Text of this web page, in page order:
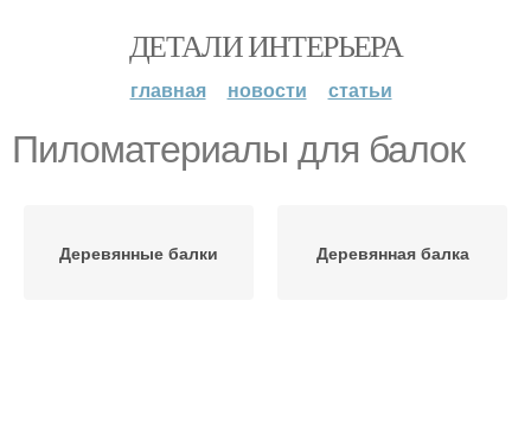
ДЕТАЛИ ИНТЕРЬЕРА
главная новости статьи
Пиломатериалы для балок
Деревянные балки Деревянная балка